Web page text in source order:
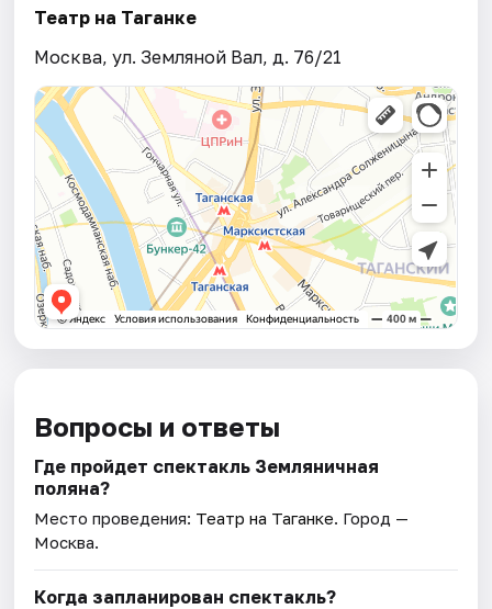
Театр на Таганке
Москва, ул. Земляной Вал, д. 76/21
Вопросы и ответы
Где пройдет спектакль Земляничная
поляна?
Место проведения: Театр на Таганке. Город —
Москва.
Когда запланирован спектакль?